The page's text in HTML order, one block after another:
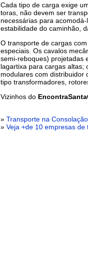
Cada tipo de carga exige
toras, não devem ser
necessárias para
estabilidade do caminhão,
O transporte de cargas
especiais. Os cavalos
semi-reboques) projetadas
lagartixa para cargas altas;
modulares com distribuidor
tipo transformadores,
Vizinhos do
» Transporte na Consolação
» Veja +de 10 empresas